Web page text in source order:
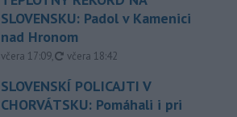
SLOVENSKU: Padol v Kamenici
nad Hronom
včera 17:09, aktualizované
včera 18:42
SLOVENSKÍ POLICAJTI V
CHORVÁTSKU: Pomáhali i pri